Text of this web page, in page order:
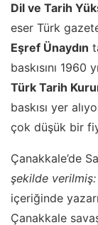
Dil ve Tarih
eser Türk
Eşref Ünaydın
baskısını 1960
Türk Tarih
baskısı yer
çok düşük bir
Çanakkale’de
şekilde
içeriğinde
Çanakkale